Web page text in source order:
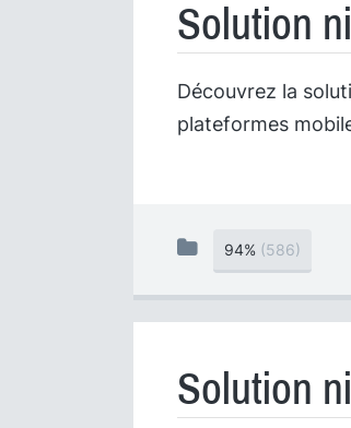
Solution
Découvrez la
plateformes
94% (586)
Solution